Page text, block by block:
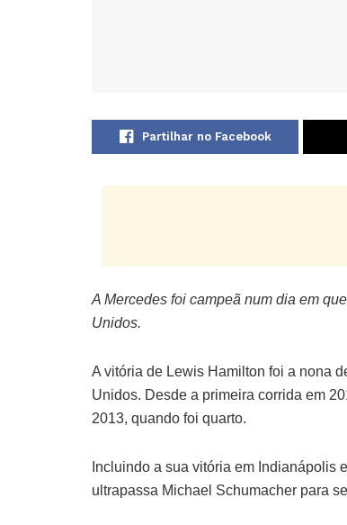
Partilhar no Facebook
A Mercedes foi campeã num dia em
Unidos.
A vitória de Lewis Hamilton foi a nona
Unidos. Desde a primeira corrida em
2013, quando foi quarto.
Incluindo a sua vitória em Indianápolis
ultrapassa Michael Schumacher para